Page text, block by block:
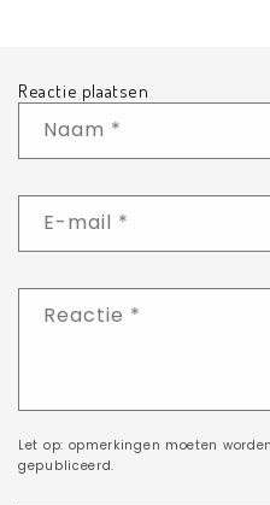
Reactie plaatsen
Naam *
E-mail *
Reactie *
Let op: opmerkingen moeten
gepubliceerd.